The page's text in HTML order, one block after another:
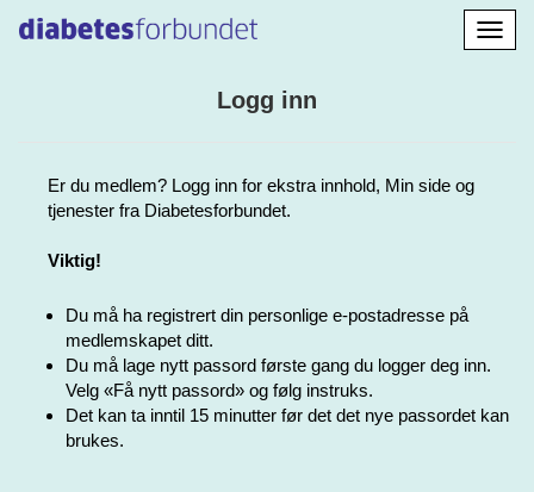
Logg inn
Er du medlem? Logg inn for ekstra innhold, Min side og
tjenester fra Diabetesforbundet.
Viktig!
Du må ha registrert din personlige e-postadresse på
medlemskapet ditt.
Du må lage nytt passord første gang du logger deg inn.
Velg «Få nytt passord» og følg instruks.
Det kan ta inntil 15 minutter før det det nye passordet kan
brukes.